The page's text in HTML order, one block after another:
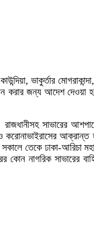
ভাকুর্তার
করার জন্য আদেশ দেওয়া
সাভারের
তেকে ঢাকা-আরিচা
কোন নাগরিক সাভারের